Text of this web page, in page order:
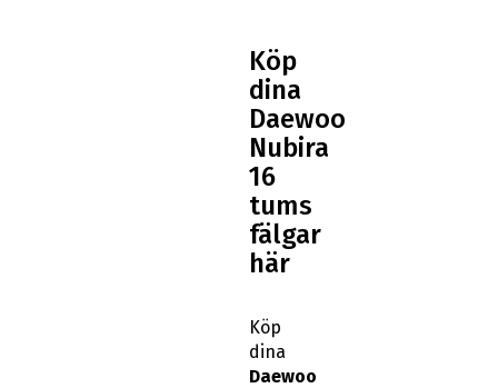
Köp
dina
Daewoo
Nubira
16
tums
fälgar
här
Köp
dina
Daewoo